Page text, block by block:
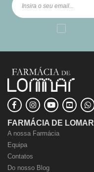
FARMÁCIA DE LOMAR
A nossa Farmácia
Equipa
Contatos
Do nosso Blog